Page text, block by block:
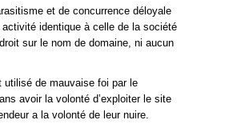
et de concurrence déloyale
identique à celle de la société
sur le nom de domaine, ni aucun
utilisé de mauvaise foi par le
avoir la volonté d’exploiter le site
a la volonté de leur nuire.